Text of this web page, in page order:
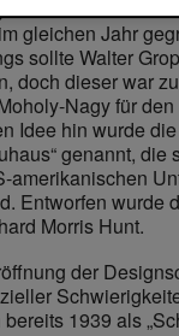
und übernahm
gleichen Jahr
sollte Walter
doch dieser war
Nagy für
Idee hin wurde
genannt, die
amerikanischen
Entworfen wurde
Morris Hunt.
der
1939 als